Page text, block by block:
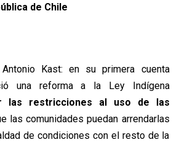
de Chile
Kast: en su primera cuenta
una reforma a la Ley Indígena
las restricciones al uso de las
las comunidades puedan arrendarlas
de condiciones con el resto de la